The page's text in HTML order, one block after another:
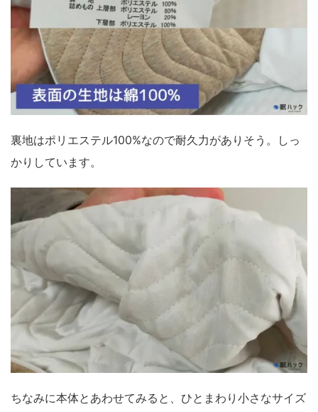
裏地はポリエステル100%なので耐久力がありそう。しっ
かりしています。
ちなみに本体とあわせてみると、ひとまわり小さなサイズ